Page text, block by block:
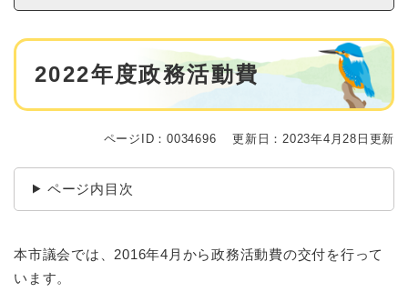
本
2022年度政務活動費
ページID：0034696 更新日：2023年4月28日更新
ページ内目次
本市議会では、2016年4月から政務活動費の交付を行って
います。